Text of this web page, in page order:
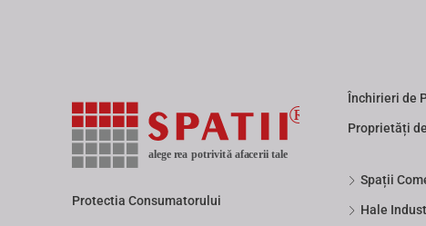
Protectia Consumatorului
Închirieri de
Proprietăți
Spații
Hale